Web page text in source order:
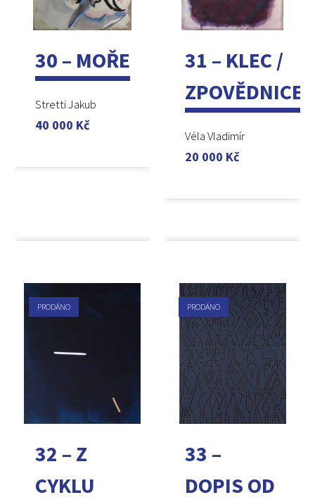
30 – MOŘE
Stretti Jakub
40 000 Kč
31 – KLEC /
ZPOVĚDNICE
Véla Vladimír
20 000 Kč
PRODÁNO
32 – Z
CYKLU
PRODÁNO
33 –
DOPIS OD